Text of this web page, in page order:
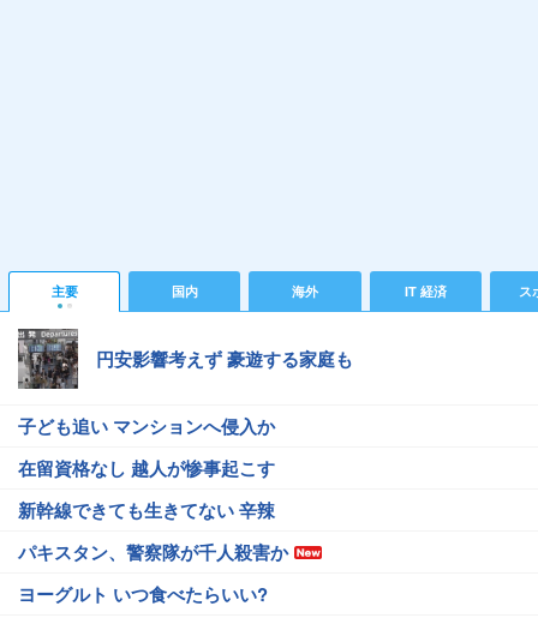
主要 国内 海外 IT 経済 ス
円安影響考えず 豪遊する家庭も
子ども追い マンションへ侵入か
在留資格なし 越人が惨事起こす
新幹線できても生きてない 辛辣
パキスタン、警察隊が千人殺害か
ヨーグルト いつ食べたらいい?